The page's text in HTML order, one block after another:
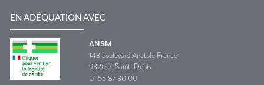
EN ADÉQUATION AVEC
ANSM
143 boulevard Anatole France
93200 Saint-Denis
01 55 87 30 00